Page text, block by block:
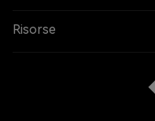
Risorse